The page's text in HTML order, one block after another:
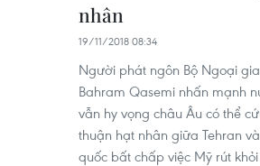
nhân
19/11/2018 08:34
Người phát ngôn Bộ Ngoại
Bahram Qasemi nhấn mạnh
vẫn hy vọng châu Âu có thể
thuận hạt nhân giữa Tehran
quốc bất chấp việc Mỹ rút